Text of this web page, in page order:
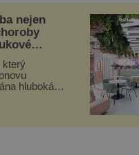
nejen
který
hluboká
přesnému